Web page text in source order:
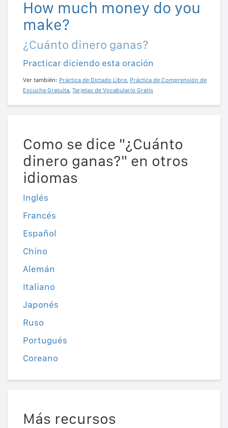
How much money do you
make?
¿Cuánto dinero ganas?
Practicar diciendo esta oración
Ver también: Práctica de Dictado Libre, Práctica de Comprensión de
Escucha Gratuita, Tarjetas de Vocabulario Gratis
Como se dice "¿Cuánto
dinero ganas?" en otros
idiomas
Inglés
Francés
Español
Chino
Alemán
Italiano
Japonés
Ruso
Portugués
Coreano
Más recursos